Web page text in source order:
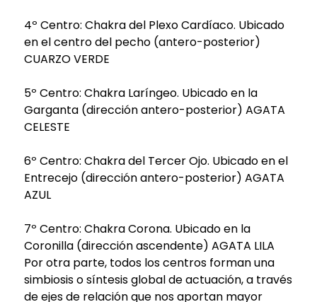
4º Centro: Chakra del Plexo Cardíaco. Ubicado
en el centro del pecho (antero-posterior)
CUARZO VERDE
5º Centro: Chakra Laríngeo. Ubicado en la
Garganta (dirección antero-posterior) AGATA
CELESTE
6º Centro: Chakra del Tercer Ojo. Ubicado en el
Entrecejo (dirección antero-posterior) AGATA
AZUL
7º Centro: Chakra Corona. Ubicado en la
Coronilla (dirección ascendente) AGATA LILA
Por otra parte, todos los centros forman una
simbiosis o síntesis global de actuación, a través
de ejes de relación que nos aportan mayor